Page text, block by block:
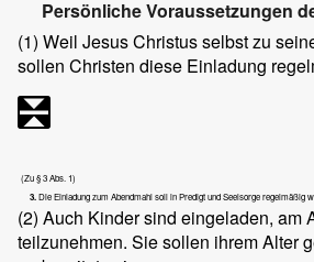
Persönliche Voraussetzungen
(1) Weil Jesus Christus selbst zu
sollen Christen diese Einladung
(Zu § 3 Abs. 1)
3.Die Einladung zum Abendmahl soll in Predigt und Seelsorge regelmäßig
(2) Auch Kinder sind eingeladen, am
teilzunehmen. Sie sollen ihrem Alter